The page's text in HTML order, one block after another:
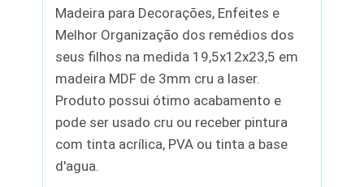
Madeira para Decorações, Enfeites e
Melhor Organização dos remédios dos
seus filhos na medida 19,5x12x23,5 em
madeira MDF de 3mm cru a laser.
Produto possui ótimo acabamento e
pode ser usado cru ou receber pintura
com tinta acrílica, PVA ou tinta a base
d'agua.